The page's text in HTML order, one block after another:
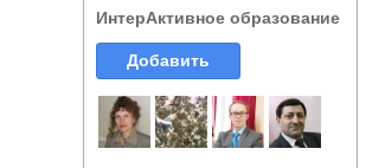
ИнтерАктивное образование
Добавить